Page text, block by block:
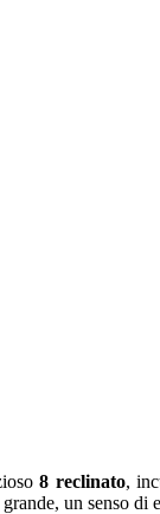
8 reclinato,
un senso